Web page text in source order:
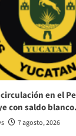
en el
con saldo blanco.
7 agosto, 2026